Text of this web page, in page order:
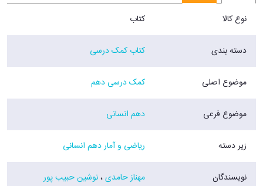
نوع کالا کتاب
دسته بندی کتاب کمک درسی
موضوع اصلی کمک درسی دهم
موضوع فرعی دهم انسانی
زیر دسته ریاضی و آمار دهم انسانی
نویسندگان مهناز حامدی،نوشین حبیب پور